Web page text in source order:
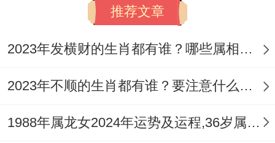
凤送印吊坠、配合尾数0得手机号使用...
能当上“火生土”得一直能量循环。
业家得方法例子中取得非常清楚成效、其中
82%得受访者反馈事业阻力明摆着减少！
推荐文章
2023年发横财的生肖都有谁？哪些属相财运旺盛？
2023年不顺的生肖都有谁？要注意什么呢？
1988年属龙女2024年运势及运程,36岁属龙人2024全年每月运势女性如何